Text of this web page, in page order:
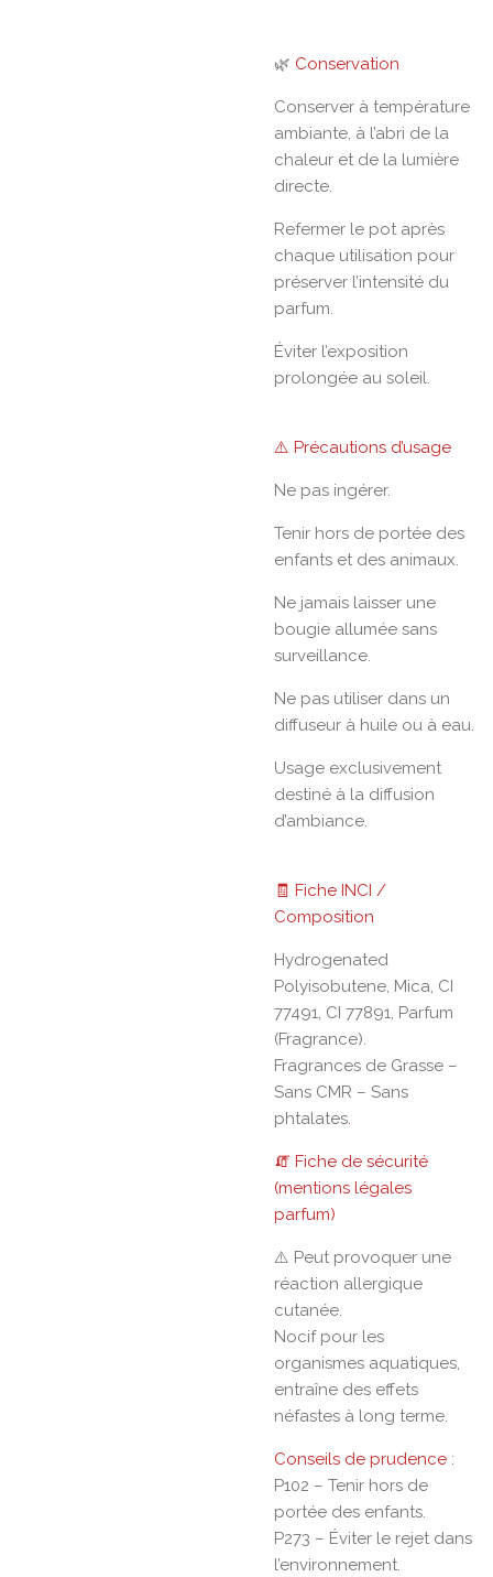
🌿 Conservation
Conserver à température
ambiante, à l’abri de la
chaleur et de la lumière
directe.
Refermer le pot après
chaque utilisation pour
préserver l’intensité du
parfum.
Éviter l’exposition
prolongée au soleil.
⚠️ Précautions d’usage
Ne pas ingérer.
Tenir hors de portée des
enfants et des animaux.
Ne jamais laisser une
bougie allumée sans
surveillance.
Ne pas utiliser dans un
diffuseur à huile ou à eau.
Usage exclusivement
destiné à la diffusion
d’ambiance.
🧾 Fiche INCI /
Composition
Hydrogenated
Polyisobutene, Mica, CI
77491, CI 77891, Parfum
(Fragrance).
Fragrances de Grasse –
Sans CMR – Sans
phtalates.
🧯 Fiche de sécurité
(mentions légales
parfum)
⚠️ Peut provoquer une
réaction allergique
cutanée.
Nocif pour les
organismes aquatiques,
entraîne des effets
néfastes à long terme.
Conseils de prudence :
P102 – Tenir hors de
portée des enfants.
P273 – Éviter le rejet dans
l’environnement.